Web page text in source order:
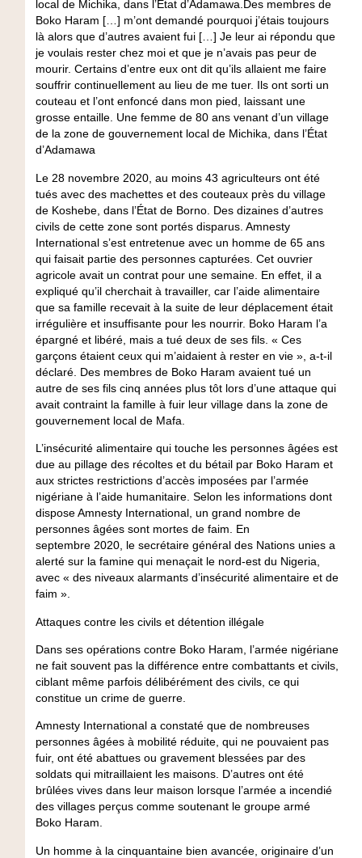
local de Michika, dans l’État d’Adamawa.Des membres de
Boko Haram […] m’ont demandé pourquoi j’étais toujours
là alors que d’autres avaient fui […] Je leur ai répondu que
je voulais rester chez moi et que je n’avais pas peur de
mourir. Certains d’entre eux ont dit qu’ils allaient me faire
souffrir continuellement au lieu de me tuer. Ils ont sorti un
couteau et l’ont enfoncé dans mon pied, laissant une
grosse entaille. Une femme de 80 ans venant d’un village
de la zone de gouvernement local de Michika, dans l’État
d’Adamawa
Le 28 novembre 2020, au moins 43 agriculteurs ont été
tués avec des machettes et des couteaux près du village
de Koshebe, dans l’État de Borno. Des dizaines d’autres
civils de cette zone sont portés disparus. Amnesty
International s’est entretenue avec un homme de 65 ans
qui faisait partie des personnes capturées. Cet ouvrier
agricole avait un contrat pour une semaine. En effet, il a
expliqué qu’il cherchait à travailler, car l’aide alimentaire
que sa famille recevait à la suite de leur déplacement était
irrégulière et insuffisante pour les nourrir. Boko Haram l’a
épargné et libéré, mais a tué deux de ses fils. « Ces
garçons étaient ceux qui m’aidaient à rester en vie », a-t-il
déclaré. Des membres de Boko Haram avaient tué un
autre de ses fils cinq années plus tôt lors d’une attaque qui
avait contraint la famille à fuir leur village dans la zone de
gouvernement local de Mafa.
L’insécurité alimentaire qui touche les personnes âgées est
due au pillage des récoltes et du bétail par Boko Haram et
aux strictes restrictions d’accès imposées par l’armée
nigériane à l’aide humanitaire. Selon les informations dont
dispose Amnesty International, un grand nombre de
personnes âgées sont mortes de faim. En
septembre 2020, le secrétaire général des Nations unies a
alerté sur la famine qui menaçait le nord-est du Nigeria,
avec « des niveaux alarmants d’insécurité alimentaire et de
faim ».
Attaques contre les civils et détention illégale
Dans ses opérations contre Boko Haram, l’armée nigériane
ne fait souvent pas la différence entre combattants et civils,
ciblant même parfois délibérément des civils, ce qui
constitue un crime de guerre.
Amnesty International a constaté que de nombreuses
personnes âgées à mobilité réduite, qui ne pouvaient pas
fuir, ont été abattues ou gravement blessées par des
soldats qui mitraillaient les maisons. D’autres ont été
brûlées vives dans leur maison lorsque l’armée a incendié
des villages perçus comme soutenant le groupe armé
Boko Haram.
Un homme à la cinquantaine bien avancée, originaire d’un